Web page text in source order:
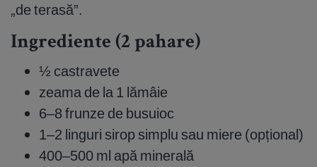
„de terasă”.
Ingrediente (2 pahare)
½ castravete
zeama de la 1 lămâie
6–8 frunze de busuioc
1–2 linguri sirop simplu sau miere (opțional)
400–500 ml apă minerală